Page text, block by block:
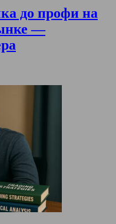
до профи на
—